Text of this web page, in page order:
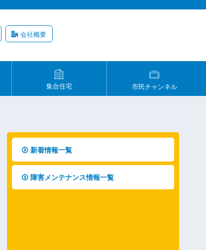
会社概要
集合住宅 市民チャンネル
新着情報一覧
障害メンテナンス情報一覧